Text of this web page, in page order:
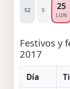
52 5 25
LUN
Festivos y
2017
Día